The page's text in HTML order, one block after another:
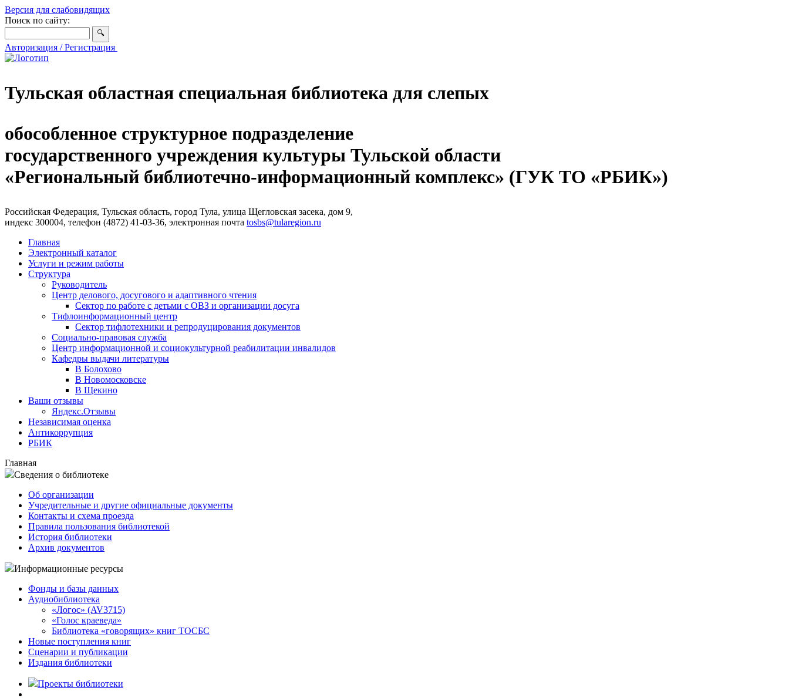
Версия для слабовидящих
Поиск по сайту:
Авторизация / Регистрация
Тульская областная специальная библиотека для слепых
обособленное структурное подразделение
государственного учреждения культуры Тульской области
«Региональный библиотечно-информационный комплекс» (ГУК ТО «РБИК»)
Российская Федерация, Тульская область, город Тула, улица Щегловская засека, дом 9,
индекс 300004, телефон (4872) 41-03-36, электронная почта tosbs@tularegion.ru
Главная
Электронный каталог
Услуги и режим работы
Структура
Руководитель
Центр делового, досугового и адаптивного чтения
Сектор по работе с детьми с ОВЗ и организации досуга
Тифлоинформационный центр
Сектор тифлотехники и репродуцирования документов
Социально-правовая служба
Центр информационной и социокультурной реабилитации инвалидов
Кафедры выдачи литературы
В Болохово
В Новомосковске
В Щекино
Ваши отзывы
Яндекс.Отзывы
Независимая оценка
Антикоррупция
РБИК
Главная
Сведения о библиотеке
Об организации
Учредительные и другие официальные документы
Контакты и схема проезда
Правила пользования библиотекой
История библиотеки
Архив документов
Информационные ресурсы
Фонды и базы данных
Аудиобиблиотека
«Логос» (AV3715)
«Голос краеведа»
Библиотека «говорящих» книг ТОСБС
Новые поступления книг
Сценарии и публикации
Издания библиотеки
Проекты библиотеки